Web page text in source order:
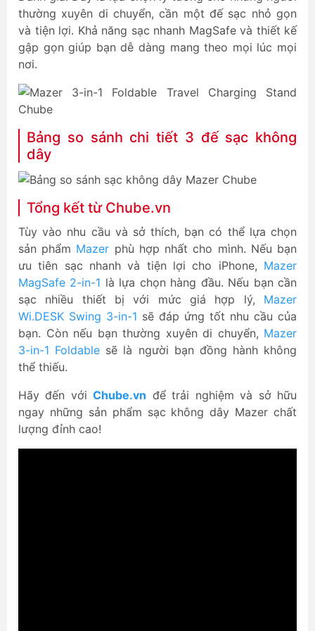
thường xuyên di chuyển, cần một đế sạc nhỏ gọn
và tiện lợi. Khả năng sạc nhanh MagSafe và thiết kế
gập gọn giúp bạn dễ dàng mang theo mọi lúc mọi
nơi.
Bảng so sánh chi tiết 3 đế sạc không
dây
Tổng kết từ Chube.vn
Tùy vào nhu cầu và sở thích, bạn có thể lựa chọn
sản phẩm Mazer phù hợp nhất cho mình. Nếu bạn
ưu tiên sạc nhanh và tiện lợi cho iPhone, Mazer
MagSafe 2-in-1 là lựa chọn hàng đầu. Nếu bạn cần
sạc nhiều thiết bị với mức giá hợp lý, Mazer
Wi.DESK Swing 3-in-1 sẽ đáp ứng tốt nhu cầu của
bạn. Còn nếu bạn thường xuyên di chuyển, Mazer
3-in-1 Foldable sẽ là người bạn đồng hành không
thể thiếu.
Hãy đến vớiChube.vn để trải nghiệm và sở hữu
ngay những sản phẩm sạc không dây Mazer chất
lượng đỉnh cao!